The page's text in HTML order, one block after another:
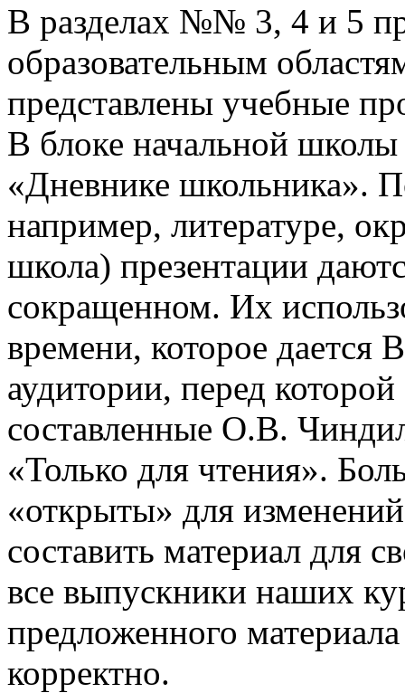
В разделах №№ 3, 4 и 5
образовательным
представлены учебные
В блоке начальной
«Дневнике школьника».
например, литературе,
школа) презентации
сокращенном. Их
времени, которое дается
аудитории, перед
составленные О.В.
«Только для чтения».
«открыты» для
составить материал для
все выпускники наших
предложенного
корректно.